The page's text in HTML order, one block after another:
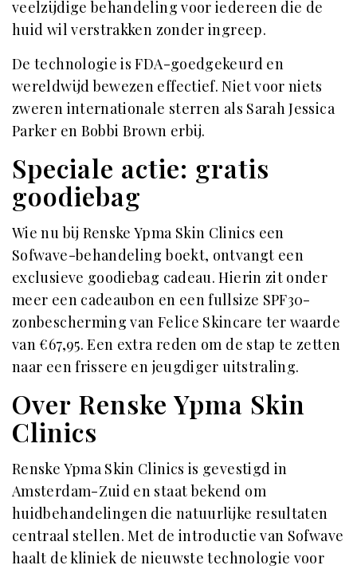
veelzijdige behandeling voor iedereen die de
huid wil verstrakken zonder ingreep.
De technologie is FDA-goedgekeurd en
wereldwijd bewezen effectief. Niet voor niets
zweren internationale sterren als Sarah Jessica
Parker en Bobbi Brown erbij.
Speciale actie: gratis
goodiebag
Wie nu bij Renske Ypma Skin Clinics een
Sofwave-behandeling boekt, ontvangt een
exclusieve goodiebag cadeau. Hierin zit onder
meer een cadeaubon en een fullsize SPF30-
zonbescherming van Felice Skincare ter waarde
van €67,95. Een extra reden om de stap te zetten
naar een frissere en jeugdiger uitstraling.
Over Renske Ypma Skin
Clinics
Renske Ypma Skin Clinics is gevestigd in
Amsterdam-Zuid en staat bekend om
huidbehandelingen die natuurlijke resultaten
centraal stellen. Met de introductie van Sofwave
haalt de kliniek de nieuwste technologie voor